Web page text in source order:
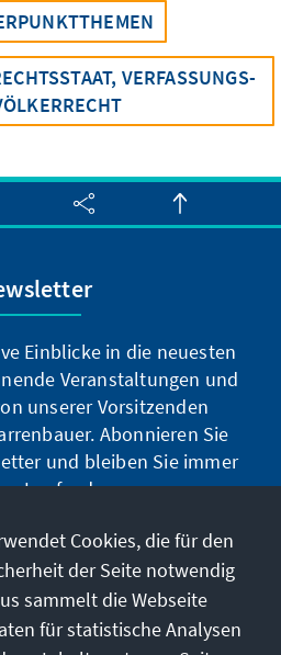
VERFASSUNGS-
Einblicke in die neuesten
Veranstaltungen und
unserer Vorsitzenden
Abonnieren Sie
und bleiben Sie immer
Laufenden.
abonnierenCookies, die für den
der Seite notwendig
sammelt die Webseite
für statistische Analysen